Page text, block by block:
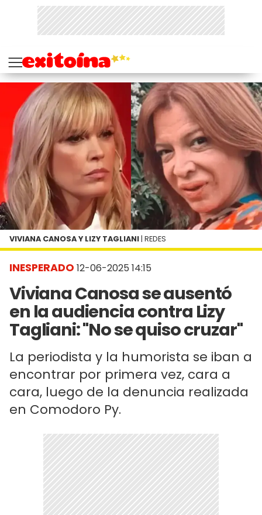
INESPERADO 12-06-2025 14:15
Viviana Canosa se ausentó
en la audiencia contra Lizy
Tagliani: "No se quiso cruzar"
La periodista y la humorista se iban a
encontrar por primera vez, cara a
cara, luego de la denuncia realizada
en Comodoro Py.
VIVIANA CANOSA Y LIZY TAGLIANI | REDES